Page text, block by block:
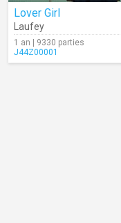
Lover Girl
Laufey
1 an | 9330 parties
J44Z00001